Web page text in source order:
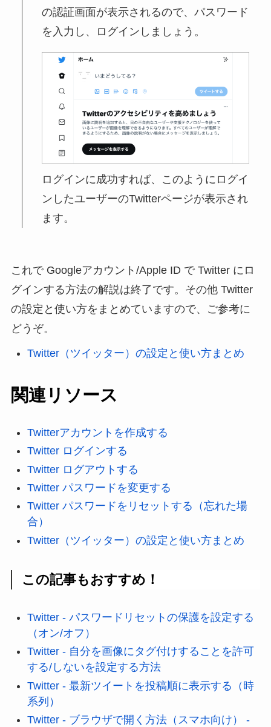
の認証画面が表示されるので、パスワード
を入力し、ログインしましょう。
ログインに成功すれば、このようにログイ
ンしたユーザーのTwitterページが表示され
ます。
これで Googleアカウント/Apple ID で Twitter にロ
グインする方法の解説は終了です。その他 Twitter
の設定と使い方をまとめていますので、ご参考に
どうぞ。
Twitter（ツイッター）の設定と使い方まとめ
関連リソース
Twitterアカウントを作成する
Twitter ログインする
Twitter ログアウトする
Twitter パスワードを変更する
Twitter パスワードをリセットする（忘れた場
合）
Twitter（ツイッター）の設定と使い方まとめ
この記事もおすすめ！
Twitter - パスワードリセットの保護を設定する
（オン/オフ）
Twitter - 自分を画像にタグ付けすることを許可
する/しないを設定する方法
Twitter - 最新ツイートを投稿順に表示する（時
系列）
Twitter - ブラウザで開く方法（スマホ向け） -